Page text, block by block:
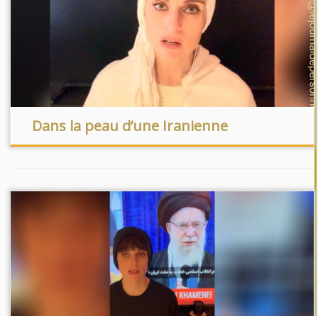
Dans la peau d’une Iranienne